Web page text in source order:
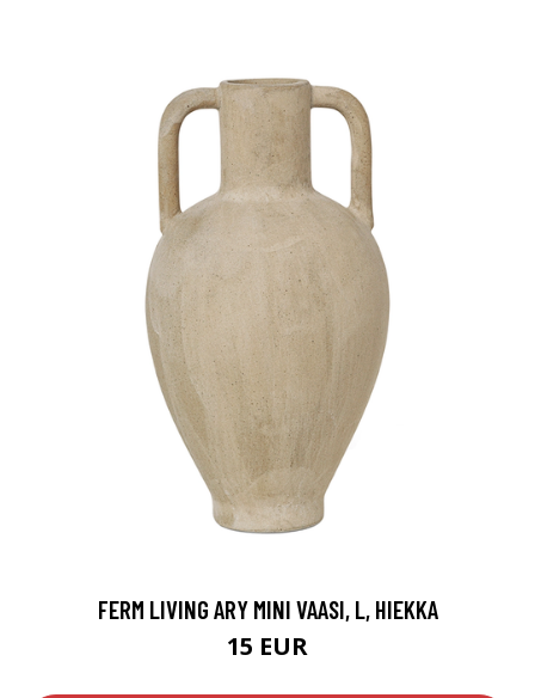
FERM LIVING ARY MINI VAASI, L, HIEKKA
15 EUR